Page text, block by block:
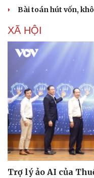
Bài toán hút vốn,
XÃ HỘI
Trợ lý ảo AI của